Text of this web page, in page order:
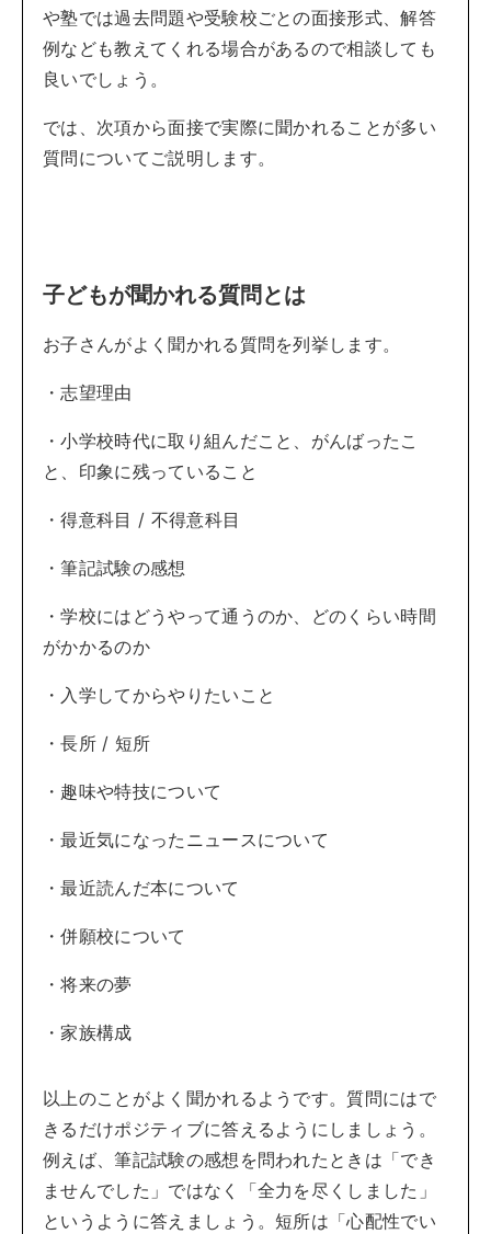
や塾では過去問題や受験校ごとの面接形式、解答
例なども教えてくれる場合があるので相談しても
良いでしょう。
では、次項から面接で実際に聞かれることが多い
質問についてご説明します。
子どもが聞かれる質問とは
お子さんがよく聞かれる質問を列挙します。
・志望理由
・小学校時代に取り組んだこと、がんばったこ
と、印象に残っていること
・得意科目 / 不得意科目
・筆記試験の感想
・学校にはどうやって通うのか、どのくらい時間
がかかるのか
・入学してからやりたいこと
・長所 / 短所
・趣味や特技について
・最近気になったニュースについて
・最近読んだ本について
・併願校について
・将来の夢
・家族構成
以上のことがよく聞かれるようです。質問にはで
きるだけポジティブに答えるようにしましょう。
例えば、筆記試験の感想を問われたときは「でき
ませんでした」ではなく「全力を尽くしました」
というように答えましょう。短所は「心配性でい